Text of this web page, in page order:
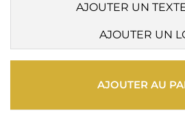
AJOUTER UN
AJOUTER UN
AJOUTER AU